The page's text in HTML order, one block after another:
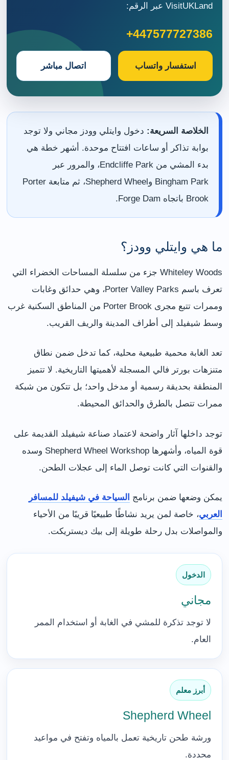
VisitUKLand عبر الرقم:
+447577727386
استفسار واتساب اتصال مباشر
الخلاصة السريعة: دخول وايتلي وودز مجاني ولا توجد
بوابة تذاكر أو ساعات افتتاح موحدة. أشهر خطة هي
بدء المشي من Endcliffe Park، والمرور عبر
Bingham Park وShepherd Wheel، ثم متابعة Porter
Brook باتجاه Forge Dam.
ما هي وايتلي وودز؟
Whiteley Woods جزء من سلسلة المساحات الخضراء التي
تعرف باسم Porter Valley Parks، وهي حدائق وغابات
وممرات تتبع مجرى Porter Brook من المناطق السكنية غرب
وسط شيفيلد إلى أطراف المدينة والريف القريب.
تعد الغابة محمية طبيعية محلية، كما تدخل ضمن نطاق
متنزهات بورتر فالي المسجلة لأهميتها التاريخية. لا تتميز
المنطقة بحديقة رسمية أو مدخل واحد؛ بل تتكون من شبكة
ممرات تتصل بالطرق والحدائق المحيطة.
توجد داخلها آثار واضحة لاعتماد صناعة شيفيلد القديمة على
قوة المياه، وأشهرها Shepherd Wheel Workshop وسده
والقنوات التي كانت توصل الماء إلى عجلات الطحن.
يمكن وضعها ضمن برنامج السياحة في شيفيلد للمسافر
العربي، خاصة لمن يريد نشاطًا طبيعيًا قريبًا من الأحياء
والمواصلات بدل رحلة طويلة إلى بيك ديستريكت.
الدخول
مجاني
لا توجد تذكرة للمشي في الغابة أو استخدام الممر
العام.
أبرز معلم
Shepherd Wheel
ورشة طحن تاريخية تعمل بالمياه وتفتح في مواعيد
محددة.